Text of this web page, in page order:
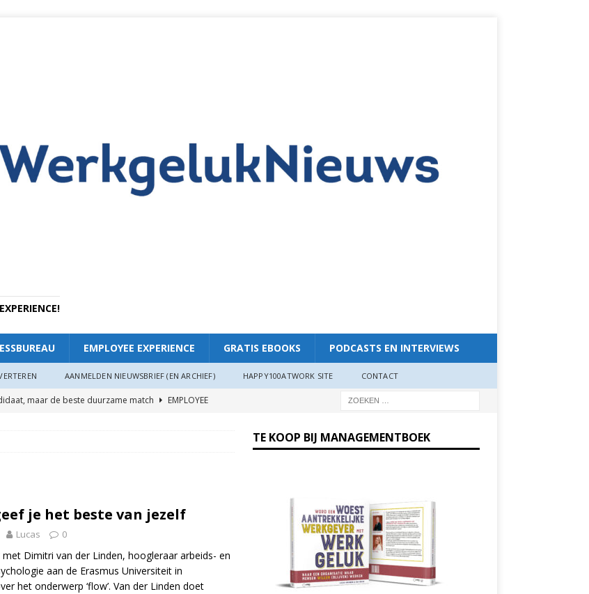
EMPLOYEE EXPERIENCE GRATIS EBOOKS PODCASTS EN INTERVIEWS
AANMELDEN NIEUWSBRIEF (EN ARCHIEF) HAPPY100ATWORK SITE CONTACT
maar de beste duurzame match
EMPLOYEE
meer invloed op de WIA-instroom dan zij denken”
en verbinding op het werk: “Als je goed in je vel
zichzelf soms langzaam uitputten
je het beste van jezelf
Lucas 0
met Dimitri van der Linden, hoogleraar arbeids- en
aan de Erasmus Universiteit in
het onderwerp ‘flow’. Van der Linden doet
TE KOOP BIJ MANAGEMENTBOEK